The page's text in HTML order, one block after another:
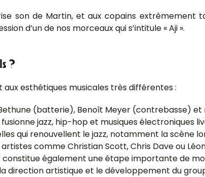
son de Martin, et aux copains extrêmement
d’un de nos morceaux qui s’intitule « Aji ».
?
esthétiques musicales très différentes :
(batterie), Benoît Meyer (contrebasse)
jazz, hip-hop et musiques électroniques
qui renouvellent le jazz, notamment la scène
comme Christian Scott, Chris Dave ou
également une étape importante de
direction artistique et le développement du